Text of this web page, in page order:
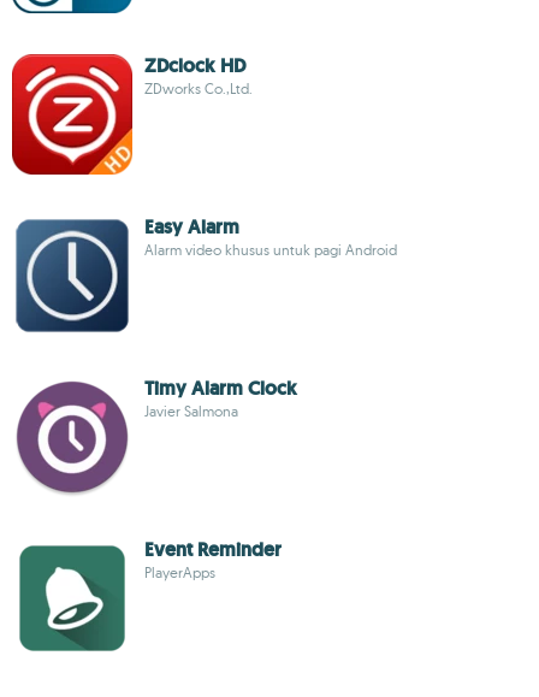
ZDclock HD
ZDworks Co.,Ltd.
Easy Alarm
Alarm video khusus untuk pagi Android
Timy Alarm Clock
Javier Salmona
Event Reminder
PlayerApps